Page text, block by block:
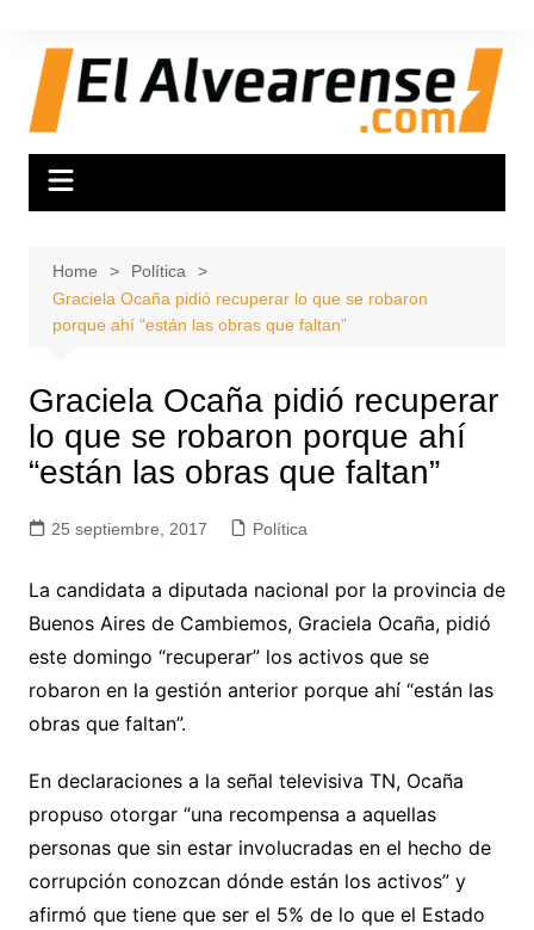
content
Home
Política
Graciela Ocaña pidió recuperar lo que se robaron
porque ahí “están las obras que faltan”
Graciela Ocaña pidió recuperar
lo que se robaron porque ahí
“están las obras que faltan”
25 septiembre, 2017 Política
La candidata a diputada nacional por la provincia de
Buenos Aires de Cambiemos, Graciela Ocaña, pidió
este domingo “recuperar” los activos que se
robaron en la gestión anterior porque ahí “están las
obras que faltan”.
En declaraciones a la señal televisiva TN, Ocaña
propuso otorgar “una recompensa a aquellas
personas que sin estar involucradas en el hecho de
corrupción conozcan dónde están los activos” y
afirmó que tiene que ser el 5% de lo que el Estado